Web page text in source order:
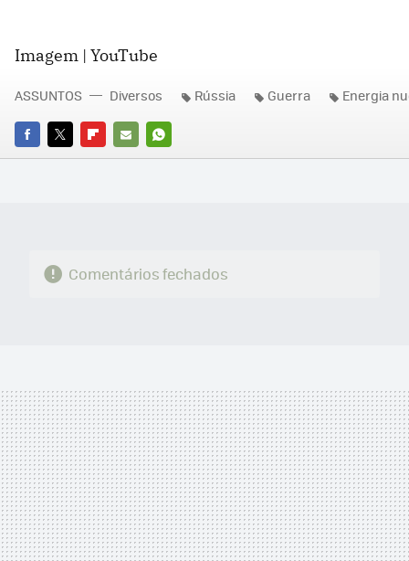
Imagem | YouTube
FACEBOOK
TWITTERFLIPBOARD
E-
WHATSAPP
ASSUNTOS Diversos Rússia Guerra Energia
Comentários fechados